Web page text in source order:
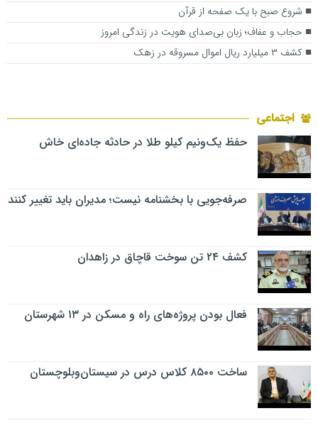
شروع صبح با یک صفحه از قرآن
حجاب و عفاف؛ زبان بی‌صدای هویت در زندگی امروز
کشف ۳ میلیارد ریال اموال مسروقه در زهک
اجتماعی
حفظ یک‌ونیم کیلو طلا در حادثه جاده‌ای خاش
صرفه‌جویی با بخشنامه نیست؛ مدیران باید تغییر کنند
کشف ۲۴ تن سوخت قاچاق در زاهدان
فعال بودن پروژه‌های راه و مسکن در ۱۳ شهرستان
ساخت ۸۵۰۰ کلاس درس در سیستان‌وبلوچستان